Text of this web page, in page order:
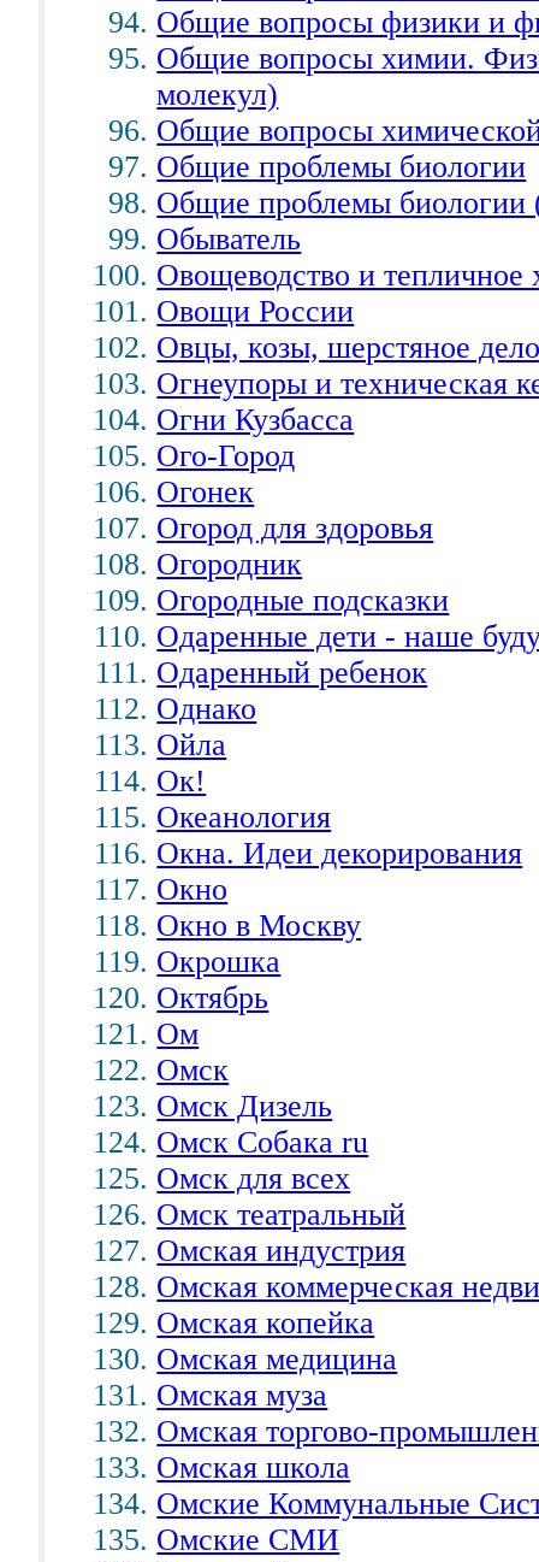
Общие вопросы физики и
Общие вопросы химии.
молекул)
Общие вопросы
Общие проблемы биологии
Общие проблемы биологии
Обыватель
Овощеводство и тепличное
Овощи России
Овцы, козы, шерстяное
Огнеупоры и техническая
Огни Кузбасса
Ого-Город
Огонек
Огород для здоровья
Огородник
Огородные подсказки
Одаренные дети - наше
Одаренный ребенок
Однако
Ойла
Ок!
Океанология
Окна. Идеи декорирования
Окно
Окно в Москву
Окрошка
Октябрь
Ом
Омск
Омск Дизель
Омск Собака ru
Омск для всех
Омск театральный
Омская индустрия
Омская коммерческая
Омская копейка
Омская медицина
Омская муза
Омская торгово-
Омская школа
Омские Коммунальные
Омские СМИ